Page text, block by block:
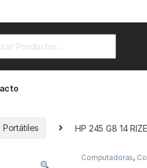
HP 245 G8 14
Computadoras,